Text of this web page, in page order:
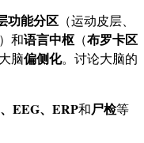
功能分区 （运动皮层、
和语言中枢 （布罗卡区
脑偏侧化。讨论大脑的
EEG、ERP和尸检等